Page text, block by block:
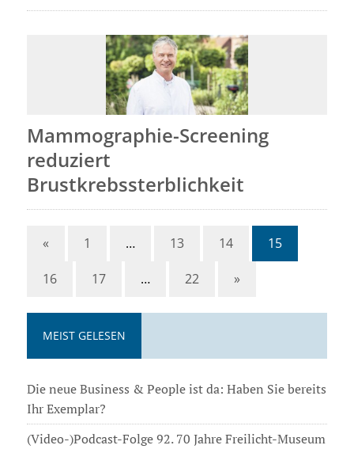
Mammographie-Screening
reduziert
Brustkrebssterblichkeit
« 1 … 13 14 15
16 17 … 22 »
MEIST GELESEN
Die neue Business & People ist da: Haben Sie bereits
Ihr Exemplar?
(Video-)Podcast-Folge 92. 70 Jahre Freilicht-Museum